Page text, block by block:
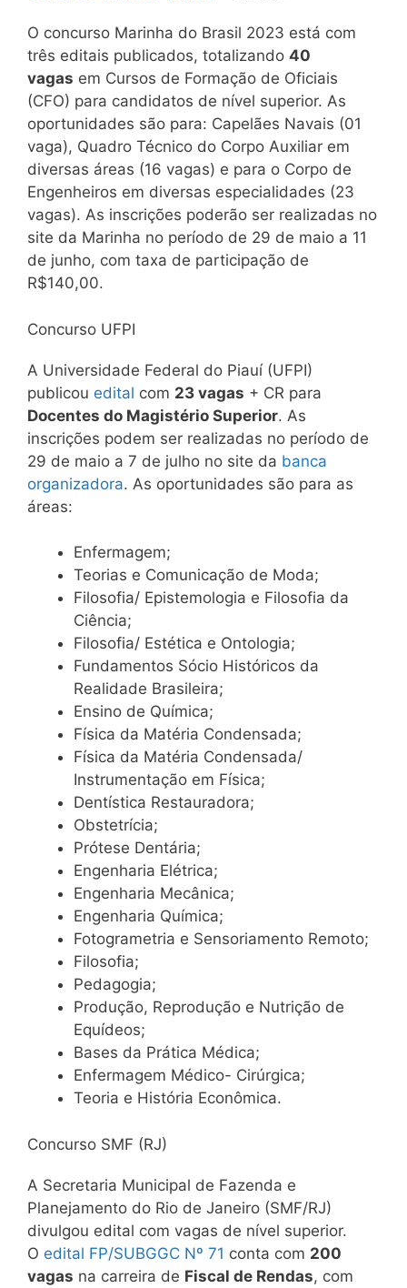
O concurso Marinha do Brasil 2023 está com
três editais publicados, totalizando 40
vagas em Cursos de Formação de Oficiais
(CFO) para candidatos de nível superior. As
oportunidades são para: Capelães Navais (01
vaga), Quadro Técnico do Corpo Auxiliar em
diversas áreas (16 vagas) e para o Corpo de
Engenheiros em diversas especialidades (23
vagas). As inscrições poderão ser realizadas no
site da Marinha no período de 29 de maio a 11
de junho, com taxa de participação de
R$140,00.
Concurso UFPI
A Universidade Federal do Piauí (UFPI)
publicou edital com 23 vagas + CR para
Docentes do Magistério Superior. As
inscrições podem ser realizadas no período de
29 de maio a 7 de julho no site da banca
organizadora. As oportunidades são para as
áreas:
Enfermagem;
Teorias e Comunicação de Moda;
Filosofia/ Epistemologia e Filosofia da
Ciência;
Filosofia/ Estética e Ontologia;
Fundamentos Sócio Históricos da
Realidade Brasileira;
Ensino de Química;
Física da Matéria Condensada;
Física da Matéria Condensada/
Instrumentação em Física;
Dentística Restauradora;
Obstetrícia;
Prótese Dentária;
Engenharia Elétrica;
Engenharia Mecânica;
Engenharia Química;
Fotogrametria e Sensoriamento Remoto;
Filosofia;
Pedagogia;
Produção, Reprodução e Nutrição de
Equídeos;
Bases da Prática Médica;
Enfermagem Médico- Cirúrgica;
Teoria e História Econômica.
Concurso SMF (RJ)
A Secretaria Municipal de Fazenda e
Planejamento do Rio de Janeiro (SMF/RJ)
divulgou edital com vagas de nível superior.
O edital FP/SUBGGC Nº 71 conta com 200
vagas na carreira de Fiscal de Rendas, com